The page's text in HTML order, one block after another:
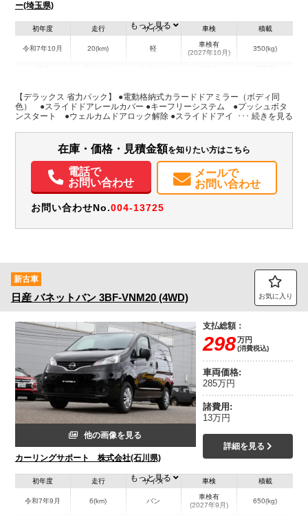
ー(埼玉県)
初年度
令和7年10月
走行
20(km)
サイズ
軽
車検
車検有
(2027年10月)
積載
350(kg)
装備情報
パワステ
電動格納ミラー
カーナビ TV ETC
記録簿（一部含む）
取扱説明書（一部含む）
メンテナンスノート（保証書）
もっと見る
【デラックス 省力パック】 ●電動格納式カラードドアミラー（ボディ同
色） ●スライドドアレールカバー ●キーフリーシステム ●プッシュボタ
ンスタート ●ウェルカムドアロック解除 ●スライドドアイージークローザ
在庫・価格・見積金額を知りたい方はこちら
電話で
お問い合わせ
メールで
お問い合わせ
お問い合わせNo.004-13725
新古車
日産 バネットバン 3BF-VNM20 (4WD) お気に入り
他の画像を見る
カーリングサポート 株式会社(石川県)
支払総額：
298万円
(消費税込)
車両価格:
285万円
諸費用:
13万円
詳細を見る
初年度
令和7年9月
走行
6(km)
サイズ
バン
車検
車検有
(2027年9月)
積載
650(kg)
もっと見る